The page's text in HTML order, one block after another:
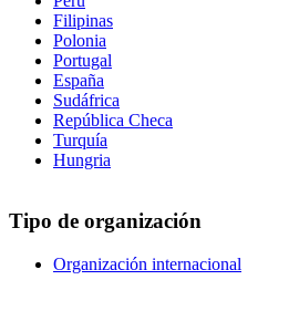
Filipinas
Polonia
Portugal
España
Sudáfrica
República Checa
Turquía
Hungria
Tipo de organización
Organización internacional